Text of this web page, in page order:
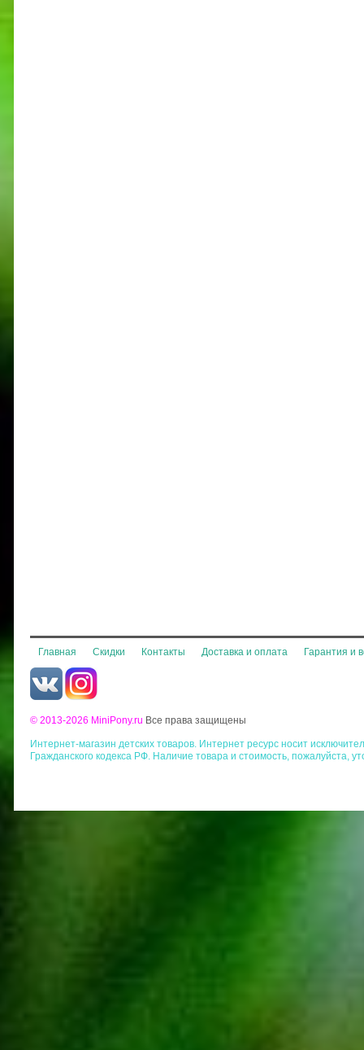
Главная Скидки Контакты Доставка и оплата Гарантия и
© 2013-2026 MiniPony.ru Все права защищены
Интернет-магазин детских товаров. Интернет ресурс носит
Гражданского кодекса РФ. Наличие товара и стоимость, пожалуйста,